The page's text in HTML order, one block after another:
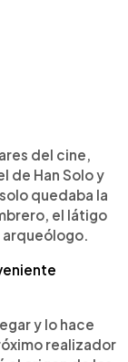
del cine,
de Han Solo y
quedaba la
el látigo
arqueólogo.
y lo hace
realizador